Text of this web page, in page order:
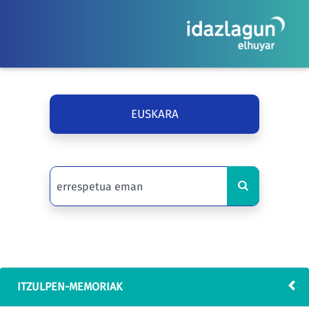
EUSKARA
ITZULPEN-MEMORIAK